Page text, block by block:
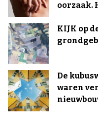
oorzaak.
KIJK op
De
waren